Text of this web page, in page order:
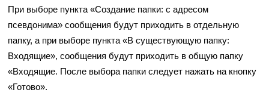
При выборе пункта «Создание папки: с адресом
псевдонима» сообщения будут приходить в отдельную
папку, а при выборе пункта «В существующую папку:
Входящие», сообщения будут приходить в общую папку
«Входящие. После выбора папки следует нажать на кнопку
«Готово».